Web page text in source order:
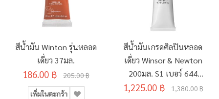
สีน้ำมัน Winton รุ่นหลอด
เดี่ยว 37มล.
186.00 ฿ 205.00 ฿
เพิ่มในตะกร้า
สีน้ำมันเกรดศิลปินหลอด
เดี่ยว Winsor & Newton
200มล. S1 เบอร์ 644
Titanium White
1,225.00 ฿ 1,380.00 ฿